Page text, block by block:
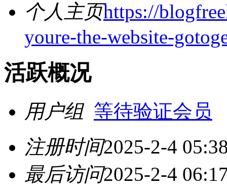
个人主页https://
youre-the-website-
活跃概况
用户组 等待验证会员
注册时间2025-2-4
最后访问2025-2-4